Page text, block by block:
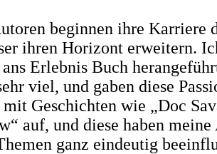
beginnen ihre Karriere
ihren Horizont erweitern.
Erlebnis Buch
viel, und gaben diese
Geschichten wie „Doc
auf, und diese haben
ganz eindeutig